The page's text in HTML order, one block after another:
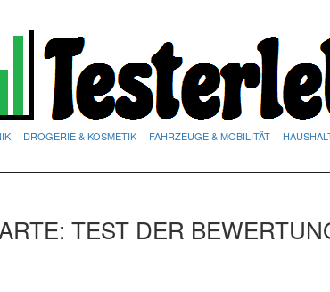
DROGERIE & KOSMETIK FAHRZEUGE & MOBILITÄT
TEST DER